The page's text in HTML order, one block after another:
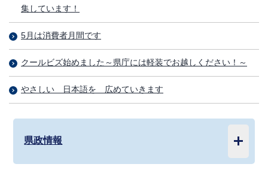
集しています！
5月は消費者月間です
クールビズ始めました～県庁には軽装でお越しください！～
やさしい 日本語を 広めていきます
県政情報